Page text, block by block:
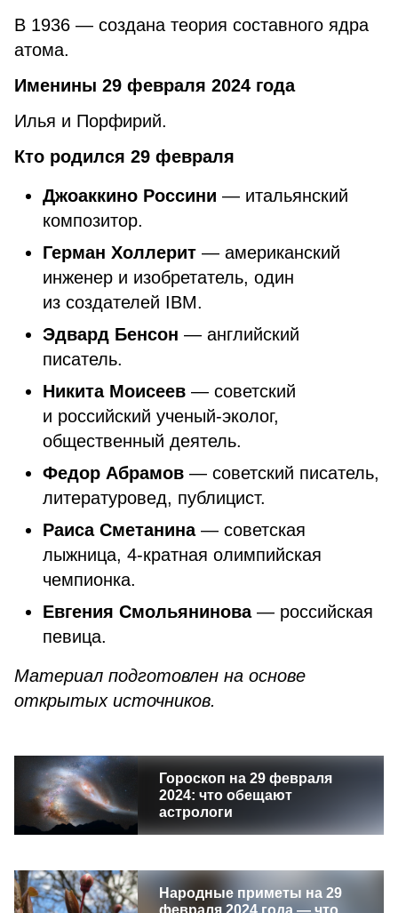
В 1936 — создана теория составного ядра
атома.
Именины 29 февраля 2024 года
Илья и Порфирий.
Кто родился 29 февраля
Джоаккино Россини — итальянский
композитор.
Герман Холлерит — американский
инженер и изобретатель, один
из создателей IBM.
Эдвард Бенсон — английский
писатель.
Никита Моисеев — советский
и российский ученый-эколог,
общественный деятель.
Федор Абрамов — советский писатель,
литературовед, публицист.
Раиса Сметанина— советская
лыжница, 4-кратная олимпийская
чемпионка.
Евгения Смольянинова— российская
певица.
Материал подготовлен на основе
открытых источников.
Гороскоп на 29 февраля
2024: что обещают
астрологи
Народные приметы на 29
февраля 2024 года — что